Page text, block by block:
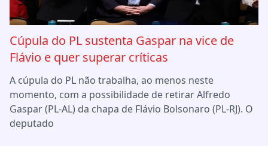
Cúpula do PL sustenta Gaspar na vice de
Flávio e quer superar críticas
A cúpula do PL não trabalha, ao menos neste
momento, com a possibilidade de retirar Alfredo
Gaspar (PL-AL) da chapa de Flávio Bolsonaro (PL-RJ). O
deputado